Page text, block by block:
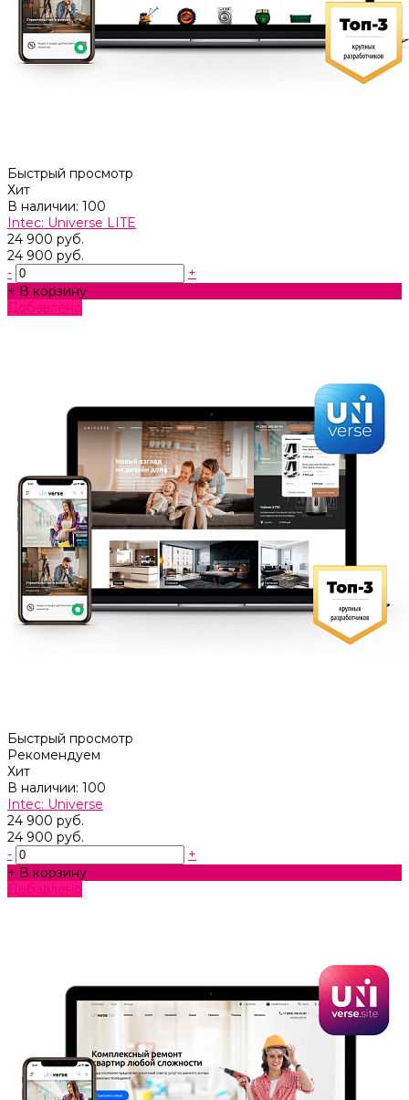
Быстрый просмотр
Хит
В наличии: 100
Intec: Universe LITE
24 900 руб.
24 900 руб.
-
+
+ В корзину
Добавлено
Быстрый просмотр
Рекомендуем
Хит
В наличии: 100
Intec: Universe
24 900 руб.
24 900 руб.
-
+
+ В корзину
Добавлено